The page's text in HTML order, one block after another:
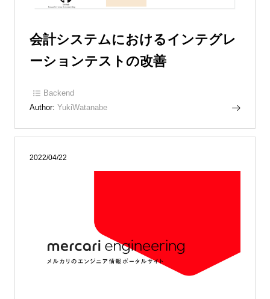
会計システムにおけるインテグレ
ーションテストの改善
Backend
Author: YukiWatanabe
2022/04/22